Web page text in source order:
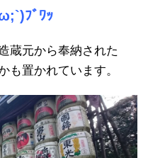
ﾌﾞﾜｯ
蔵元から奉納された
も置かれています。